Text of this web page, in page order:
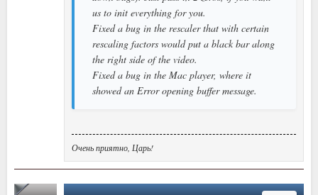
us to init everything for you.
Fixed a bug in the rescaler that with certain
rescaling factors would put a black bar along
the right side of the video.
Fixed a bug in the Mac player, where it
showed an Error opening buffer message.
Очень приятно, Царь!